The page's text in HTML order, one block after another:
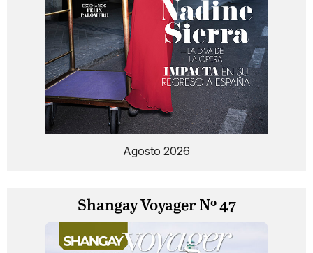
Agosto 2026
Shangay Voyager Nº 47